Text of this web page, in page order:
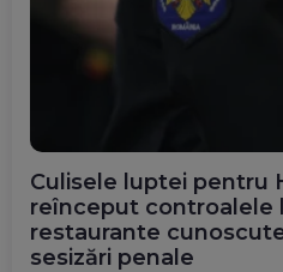
Culisele luptei pentru
reînceput controalele
restaurante
sesizări penale